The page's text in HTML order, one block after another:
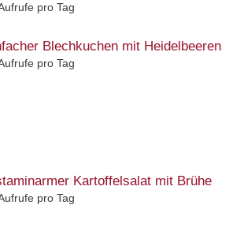
pro Tag
Blechkuchen mit Heidelbeeren
pro Tag
Kartoffelsalat mit Brühe
pro Tag